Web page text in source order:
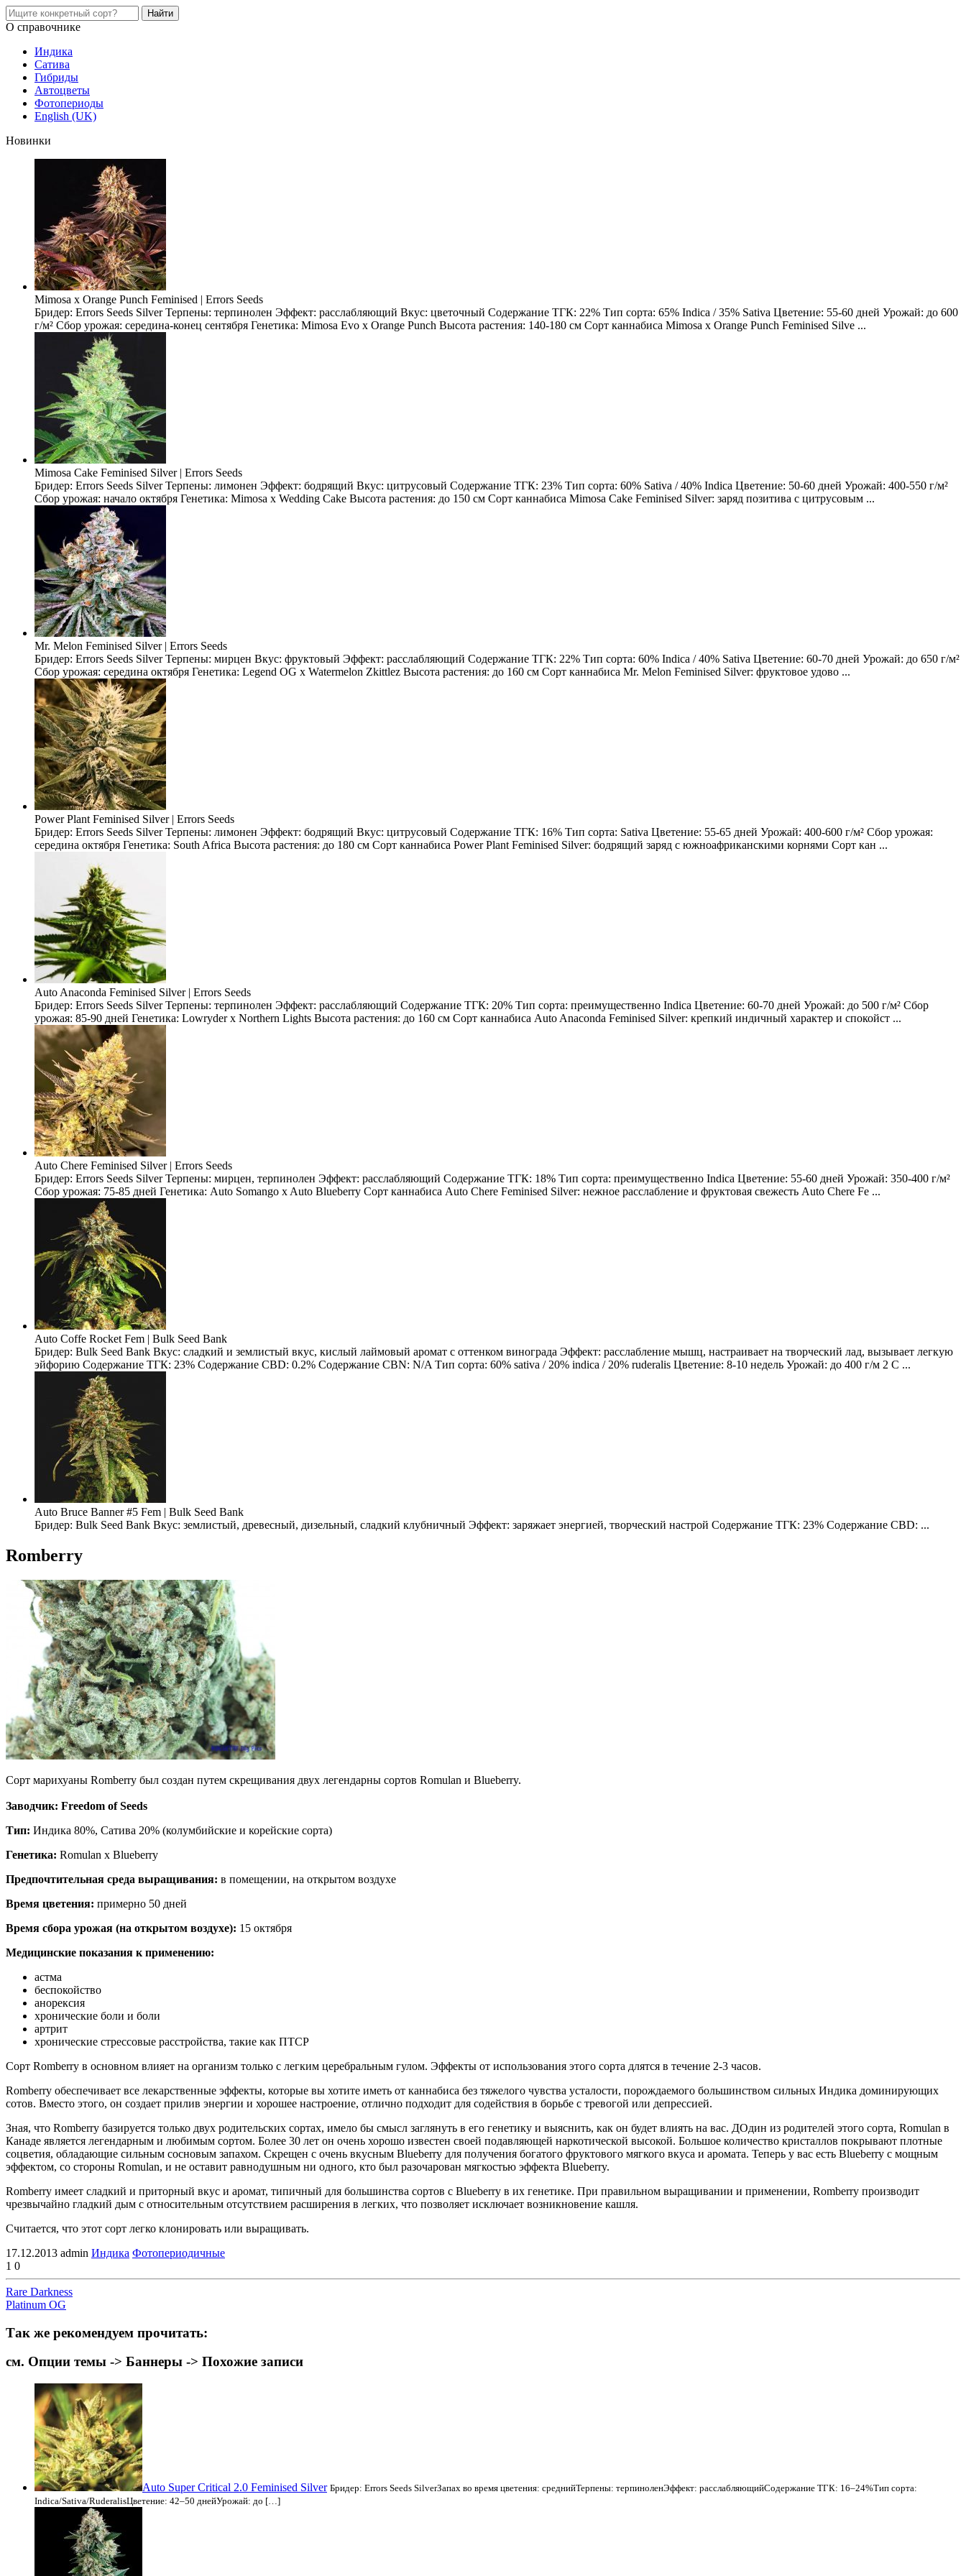
О справочнике
Индика
Сатива
Гибриды
Автоцветы
Фотопериоды
English (UK)
Новинки
Mimosa x Orange Punch Feminised | Errors Seeds
Бридер: Errors Seeds Silver Терпены: терпинолен Эффект: расслабляющий Вкус: цветочный Содержание ТГК: 22% Тип сорта: 65% Indica / 35% Sativa Цветение: 55-60 дней Урожай: до 600
г/м² Сбор урожая: середина-конец сентября Генетика: Mimosa Evo x Orange Punch Высота растения: 140-180 см Сорт каннабиса Mimosa x Orange Punch Feminised Silve ...
Mimosa Cake Feminised Silver | Errors Seeds
Бридер: Errors Seeds Silver Терпены: лимонен Эффект: бодрящий Вкус: цитрусовый Содержание ТГК: 23% Тип сорта: 60% Sativa / 40% Indica Цветение: 50-60 дней Урожай: 400-550 г/м²
Сбор урожая: начало октября Генетика: Mimosa x Wedding Cake Высота растения: до 150 см Сорт каннабиса Mimosa Cake Feminised Silver: заряд позитива с цитрусовым ...
Mr. Melon Feminised Silver | Errors Seeds
Бридер: Errors Seeds Silver Терпены: мирцен Вкус: фруктовый Эффект: расслабляющий Содержание ТГК: 22% Тип сорта: 60% Indica / 40% Sativa Цветение: 60-70 дней Урожай: до 650 г/м²
Сбор урожая: середина октября Генетика: Legend OG x Watermelon Zkittlez Высота растения: до 160 см Сорт каннабиса Mr. Melon Feminised Silver: фруктовое удово ...
Power Plant Feminised Silver | Errors Seeds
Бридер: Errors Seeds Silver Терпены: лимонен Эффект: бодрящий Вкус: цитрусовый Содержание ТГК: 16% Тип сорта: Sativa Цветение: 55-65 дней Урожай: 400-600 г/м² Сбор урожая:
середина октября Генетика: South Africa Высота растения: до 180 см Сорт каннабиса Power Plant Feminised Silver: бодрящий заряд с южноафриканскими корнями Сорт кан ...
Auto Anaconda Feminised Silver | Errors Seeds
Бридер: Errors Seeds Silver Терпены: терпинолен Эффект: расслабляющий Содержание ТГК: 20% Тип сорта: преимущественно Indica Цветение: 60-70 дней Урожай: до 500 г/м² Сбор
урожая: 85-90 дней Генетика: Lowryder x Northern Lights Высота растения: до 160 см Сорт каннабиса Auto Anaconda Feminised Silver: крепкий индичный характер и спокойст ...
Auto Chere Feminised Silver | Errors Seeds
Бридер: Errors Seeds Silver Терпены: мирцен, терпинолен Эффект: расслабляющий Содержание ТГК: 18% Тип сорта: преимущественно Indica Цветение: 55-60 дней Урожай: 350-400 г/м²
Сбор урожая: 75-85 дней Генетика: Auto Somango x Auto Blueberry Сорт каннабиса Auto Chere Feminised Silver: нежное расслабление и фруктовая свежесть Auto Chere Fe ...
Auto Coffe Rocket Fem | Bulk Seed Bank
Бридер: Bulk Seed Bank Вкус: сладкий и землистый вкус, кислый лаймовый аромат с оттенком винограда Эффект: расслабление мышц, настраивает на творческий лад, вызывает легкую
эйфорию Содержание ТГК: 23% Содержание CBD: 0.2% Содержание CBN: N/A Тип сорта: 60% sativa / 20% indica / 20% ruderalis Цветение: 8-10 недель Урожай: до 400 г/м 2 С ...
Auto Bruce Banner #5 Fem | Bulk Seed Bank
Бридер: Bulk Seed Bank Вкус: землистый, древесный, дизельный, сладкий клубничный Эффект: заряжает энергией, творческий настрой Содержание ТГК: 23% Содержание CBD: ...
Romberry
Сорт марихуаны Romberry был создан путем скрещивания двух легендарны сортов Romulan и Blueberry.
Заводчик: Freedom of Seeds
Тип: Индика 80%, Сатива 20% (колумбийские и корейские сорта)
Генетика: Romulan х Blueberry
Предпочтительная среда выращивания: в помещении, на открытом воздухе
Время цветения: примерно 50 дней
Время сбора урожая (на открытом воздухе): 15 октября
Медицинские показания к применению:
астма
беспокойство
анорексия
хронические боли и боли
артрит
хронические стрессовые расстройства, такие как ПТСР
Сорт Romberry в основном влияет на организм только с легким церебральным гулом. Эффекты от использования этого сорта длятся в течение 2-3 часов.
Romberry обеспечивает все лекарственные эффекты, которые вы хотите иметь от каннабиса без тяжелого чувства усталости, порождаемого большинством сильных Индика доминирующих
сотов. Вместо этого, он создает прилив энергии и хорошее настроение, отлично подходит для содействия в борьбе с тревогой или депрессией.
Зная, что Romberry базируется только двух родительских сортах, имело бы смысл заглянуть в его генетику и выяснить, как он будет влиять на вас. ДОдин из родителей этого сорта, Romulan в
Канаде является легендарным и любимым сортом. Более 30 лет он очень хорошо известен своей подавляющей наркотической высокой. Большое количество кристаллов покрывают плотные
соцветия, обладающие сильным сосновым запахом. Скрещен с очень вкусным Blueberry для получения богатого фруктового мягкого вкуса и аромата. Теперь у вас есть Blueberry с мощным
эффектом, со стороны Romulan, и не оставит равнодушным ни одного, кто был разочарован мягкостью эффекта Blueberry.
Romberry имеет сладкий и приторный вкус и аромат, типичный для большинства сортов с Blueberry в их генетике. При правильном выращивании и применении, Romberry производит
чрезвычайно гладкий дым с относительным отсутствием расширения в легких, что позволяет исключает возникновение кашля.
Считается, что этот сорт легко клонировать или выращивать.
17.12.2013 admin Индика Фотопериодичные
1 0
Rare Darkness
Platinum OG
Так же рекомендуем прочитать:
см. Опции темы -> Баннеры -> Похожие записи
Auto Super Critical 2.0 Feminised Silver Бридер: Errors Seeds SilverЗапах во время цветения: среднийТерпены: терпиноленЭффект: расслабляющийСодержание ТГК: 16–24%Тип сорта:
Indica/Sativa/RuderalisЦветение: 42–50 днейУрожай: до […]